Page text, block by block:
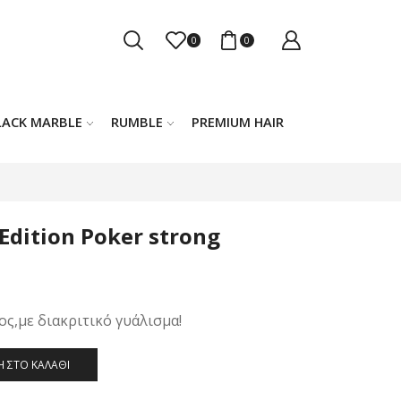
0 0
MARBLE RUMBLE PREMIUM HAIR
Poker strong
διακριτικό γυάλισμα!
ΣΤΟ ΚΑΛΆΘΙ